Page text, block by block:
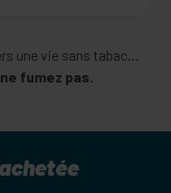
une vie sans tabac...
fumez pas.